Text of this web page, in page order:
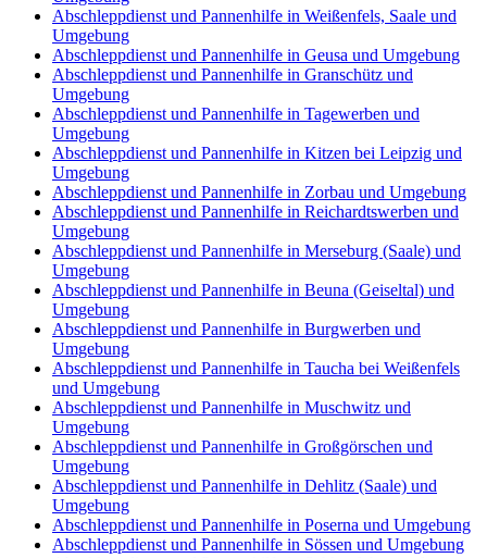
Abschleppdienst und Pannenhilfe in Weißenfels, Saale und
Umgebung
Abschleppdienst und Pannenhilfe in Geusa und Umgebung
Abschleppdienst und Pannenhilfe in Granschütz und
Umgebung
Abschleppdienst und Pannenhilfe in Tagewerben und
Umgebung
Abschleppdienst und Pannenhilfe in Kitzen bei Leipzig und
Umgebung
Abschleppdienst und Pannenhilfe in Zorbau und Umgebung
Abschleppdienst und Pannenhilfe in Reichardtswerben und
Umgebung
Abschleppdienst und Pannenhilfe in Merseburg (Saale) und
Umgebung
Abschleppdienst und Pannenhilfe in Beuna (Geiseltal) und
Umgebung
Abschleppdienst und Pannenhilfe in Burgwerben und
Umgebung
Abschleppdienst und Pannenhilfe in Taucha bei Weißenfels
und Umgebung
Abschleppdienst und Pannenhilfe in Muschwitz und
Umgebung
Abschleppdienst und Pannenhilfe in Großgörschen und
Umgebung
Abschleppdienst und Pannenhilfe in Dehlitz (Saale) und
Umgebung
Abschleppdienst und Pannenhilfe in Poserna und Umgebung
Abschleppdienst und Pannenhilfe in Sössen und Umgebung